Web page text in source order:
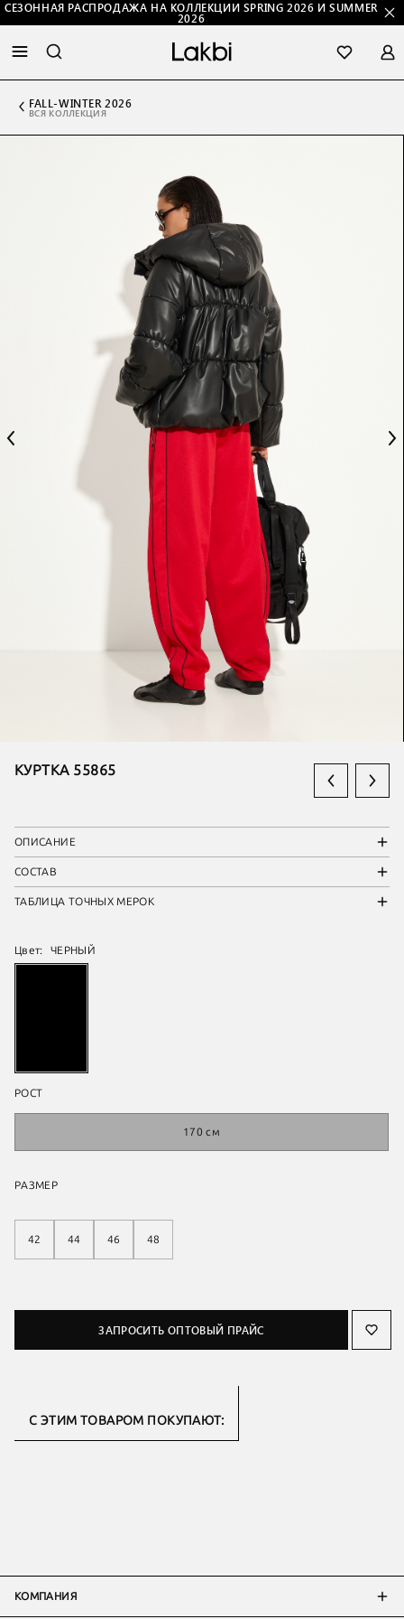
СЕЗОННАЯ РАСПРОДАЖА НА КОЛЛЕКЦИИ SPRING 2026 И SUMMER
2026
FALL-WINTER 2026
ВСЯ КОЛЛЕКЦИЯ
КУРТКА 55865
ОПИСАНИЕ
СОСТАВ
ТАБЛИЦА ТОЧНЫХ МЕРОК
Цвет: ЧЕРНЫЙ
РОСТ
170 см
РАЗМЕР
42 44 46 48
ЗАПРОСИТЬ ОПТОВЫЙ ПРАЙС
С ЭТИМ ТОВАРОМ ПОКУПАЮТ:
КОМПАНИЯ